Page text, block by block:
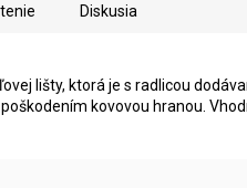
Diskusia
lišty, ktorá je s radlicou
kovovou hranou.